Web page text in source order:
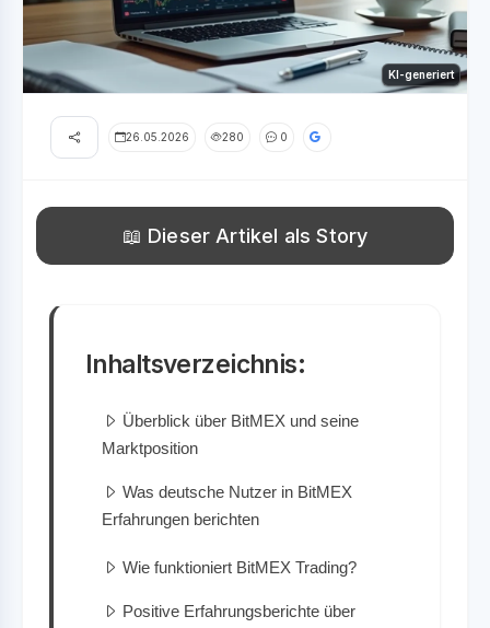
KI-generiert
26.05.2026 280 0
📖 Dieser Artikel als Story
Inhaltsverzeichnis:
Überblick über BitMEX und seine
Marktposition
Was deutsche Nutzer in BitMEX
Erfahrungen berichten
Wie funktioniert BitMEX Trading?
Positive Erfahrungsberichte über